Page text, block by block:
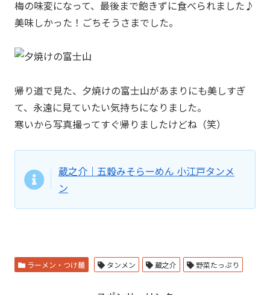
梅の味変になって、最後まで飽きずに食べられました♪
美味しかった！ごちそうさまでした。
帰り道で見た、夕焼けの富士山があまりにも美しすぎ
て、永遠に見ていたい気持ちになりました。
寒いから写真撮ってすぐ帰りましたけどね（笑）
蔵之介｜五穀みそらーめん 小江戸タンメ
ン
ラーメン・つけ麺 タンメン 蔵之介 野菜たっぷり